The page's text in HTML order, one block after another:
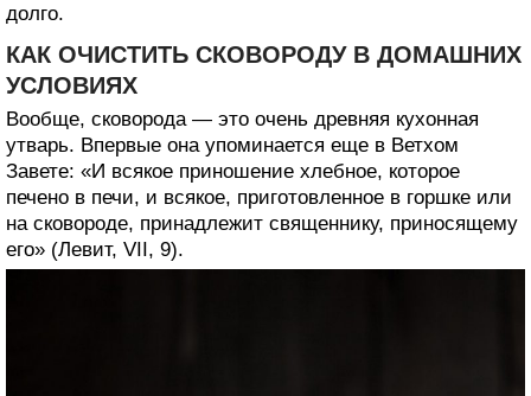
долго.
КАК ОЧИСТИТЬ СКОВОРОДУ В ДОМАШНИХ
УСЛОВИЯХ
Вообще, сковорода — это очень древняя кухонная
утварь. Впервые она упоминается еще в Ветхом
Завете: «И всякое приношение хлебное, которое
печено в печи, и всякое, приготовленное в горшке или
на сковороде, принадлежит священнику, приносящему
его» (Левит, VII, 9).